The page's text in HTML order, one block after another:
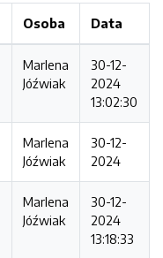
Osoba Data
Marlena
Jóźwiak
30-12-
2024
13:02:30
Marlena
Jóźwiak
30-12-
2024
Marlena
Jóźwiak
30-12-
2024
13:18:33